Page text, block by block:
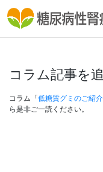
content
コラム記事を
コラム「低糖質グミのご紹介
ら是非ご一読ください。